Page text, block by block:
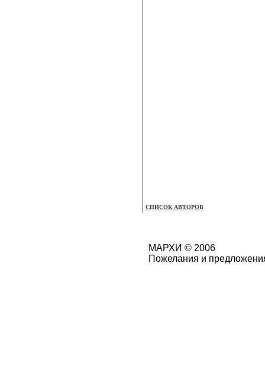
СПИСОК АВТОРОВ
МАРХИ © 2006
Пожелания и